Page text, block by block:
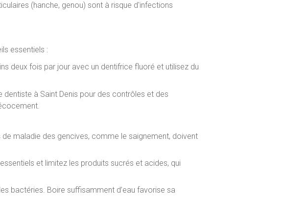
(hanche, genou) sont à risque d'infections
essentiels :
deux fois par jour avec un dentifrice fluoré et utilisez du
à Saint Denis pour des contrôles et des
maladie des gencives, comme le saignement, doivent
et limitez les produits sucrés et acides, qui
bactéries. Boire suffisamment d’eau favorise sa